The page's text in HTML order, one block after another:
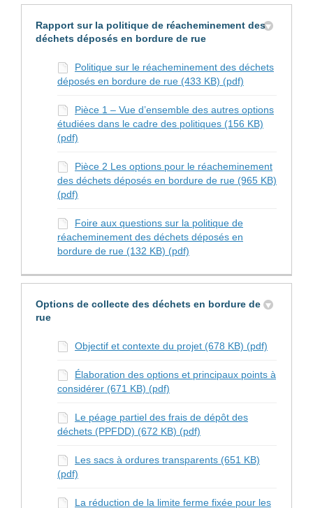
Rapport sur la politique de réacheminement des
déchets déposés en bordure de rue
Politique sur le réacheminement des déchets
déposés en bordure de rue (433 KB) (pdf)
Pièce 1 – Vue d’ensemble des autres options
étudiées dans le cadre des politiques (156 KB)
(pdf)
Pièce 2 Les options pour le réacheminement
des déchets déposés en bordure de rue (965 KB)
(pdf)
Foire aux questions sur la politique de
réacheminement des déchets déposés en
bordure de rue (132 KB) (pdf)
Options de collecte des déchets en bordure de
rue
Objectif et contexte du projet (678 KB) (pdf)
Élaboration des options et principaux points à
considérer (671 KB) (pdf)
Le péage partiel des frais de dépôt des
déchets (PPFDD) (672 KB) (pdf)
Les sacs à ordures transparents (651 KB)
(pdf)
La réduction de la limite ferme fixée pour les